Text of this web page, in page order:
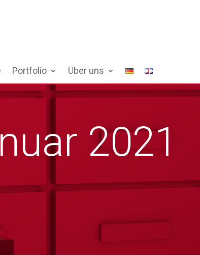
Portfolio Über uns
2021